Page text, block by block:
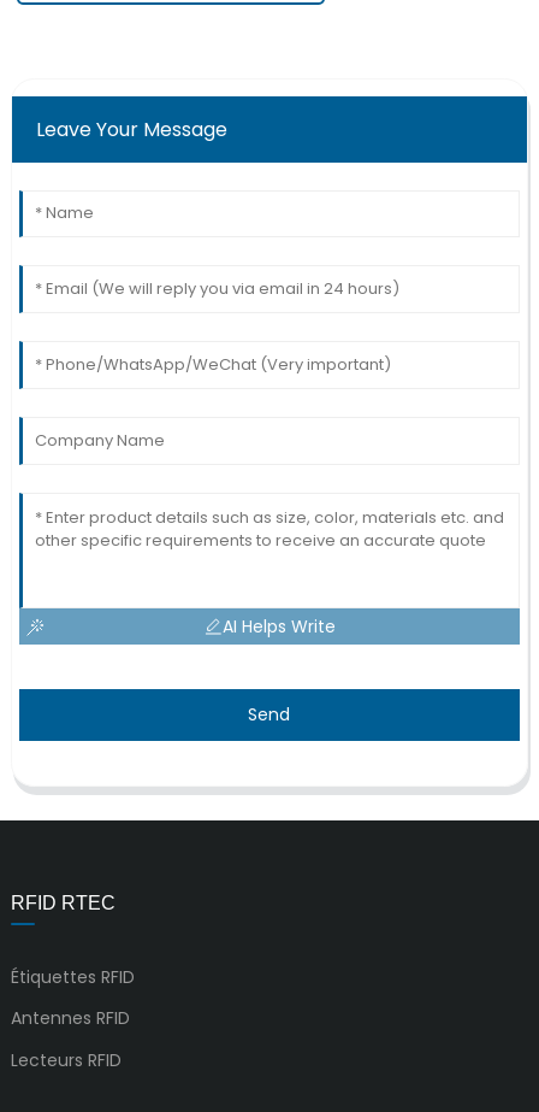
Leave Your Message
AI Helps Write
Send
RFID RTEC
Étiquettes RFID
Antennes RFID
Lecteurs RFID